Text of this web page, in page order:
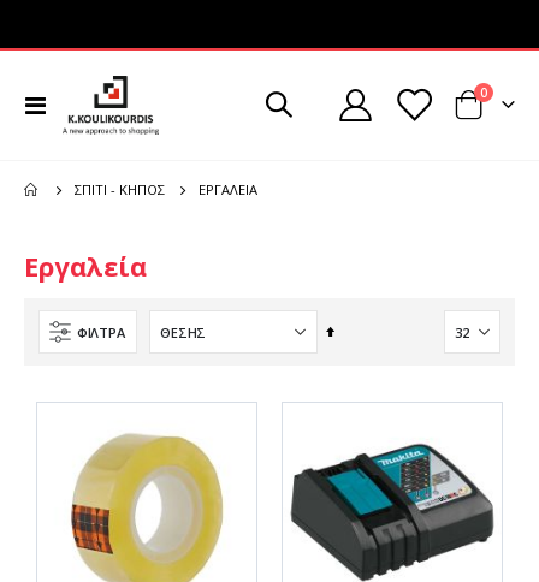
Εναλλαγή
Πλοήγησης
Cart
0
ΣΠΊΤΙ - ΚΉΠΟΣ ΕΡΓΑΛΕΊΑ
Εργαλεία
ΦΊΛΤΡΑ
Φθίνουσα